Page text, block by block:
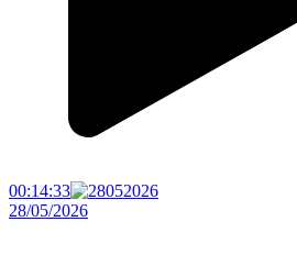
00:14:33
28/05/2026